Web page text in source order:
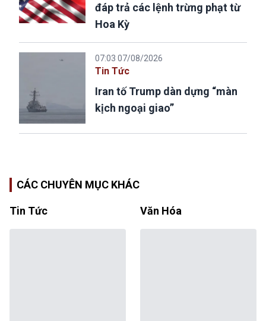
đáp trả các lệnh trừng phạt từ
Hoa Kỳ
07:03 07/08/2026
Tin Tức
Iran tố Trump dàn dựng “màn
kịch ngoại giao”
CÁC CHUYÊN MỤC KHÁC
Tin Tức Văn Hóa